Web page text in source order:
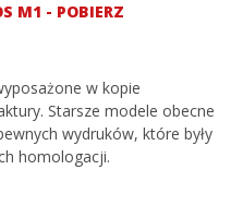
M1 - POBIERZ
w kopie
Starsze modele obecne
wydruków, które były
homologacji.